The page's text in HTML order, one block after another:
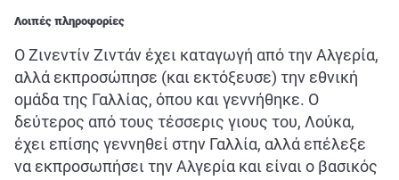
Λοιπές πληροφορίες
Ο Ζινεντίν Ζιντάν έχει καταγωγή από την Αλγερία,
αλλά εκπροσώπησε (και εκτόξευσε) την εθνική
ομάδα της Γαλλίας, όπου και γεννήθηκε. Ο
δεύτερος από τους τέσσερις γιους του, Λούκα,
έχει επίσης γεννηθεί στην Γαλλία, αλλά επέλεξε
να εκπροσωπήσει την Αλγερία και είναι ο βασικός